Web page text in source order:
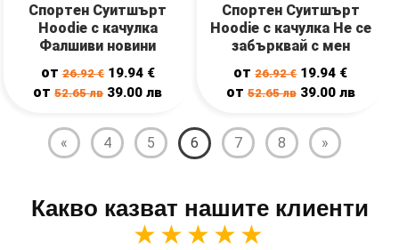
Спортен Суитшърт
Hoodie с качулка
Фалшиви новини
от26.92€ 19.94 €
от52.65лв 39.00лв
Спортен Суитшърт
Hoodie с качулка Не се
забърквай с мен
от26.92€ 19.94 €
от 52.65лв 39.00 лв
« 4 5 6 7 8 »
Какво казват нашите клиенти
★★★★★